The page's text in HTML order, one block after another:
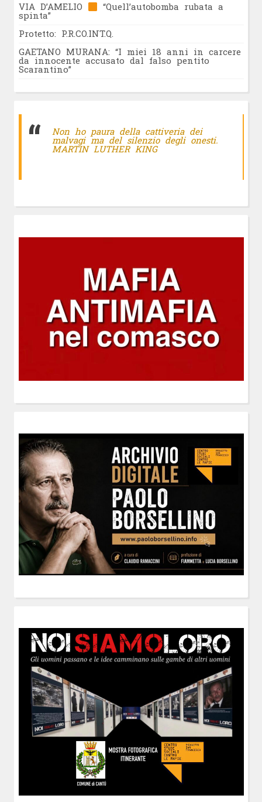
VIA D’AMELIO
“Quell’autobomba rubata a
spinta”
Protetto: P.R.CO.INT.Q.
GAETANO MURANA: “I miei 18 anni in carcere
da innocente accusato dal falso pentito
Scarantino”
Non ho paura della cattiveria dei
malvagi ma del silenzio degli onesti.
MARTIN LUTHER KING